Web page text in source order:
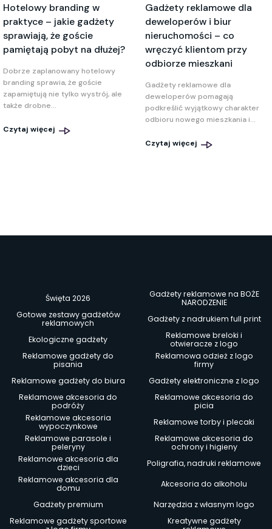
Hotelowy branding w
praktyce – jakie gadżety
sprawiają, że goście
pamiętają pobyt na dłużej?
Dobrze zaplanowany hotelowy
branding sprawia, że goście
zapamiętują nie tylko wystrój, ale
także drobne...
Czytaj więcej
Gadżety reklamowe dla
deweloperów i biur
nieruchomości – co
wręczyć klientom przy
odbiorze mieszkani
Gadżety reklamowe dla
deweloperów pomagają
podkreślić wyjątkowy charakter
odbioru nowego mieszkania i...
Czytaj więcej
Święta 2026
Gadżety reklamowe na BOŻE
NARODZENIE
Gotowe zestawy gadżetów
reklamowych
Gadżety z nadrukiem full print
Ekologiczne gadżety
Reklamowe breloki i
otwieracze z logo
Reklamowe gadżety do
pisania
Reklamowa odzież z logo
firmy
Reklamowe gadżety do biura
Gadżety elektroniczne z logo
Reklamowe akcesoria do
podróży
Reklamowe akcesoria do
picia
Reklamowe akcesoria
wypoczynkowe
Reklamowe torby i plecaki
Reklamowe parasole i
peleryny
Reklamowe akcesoria do
ochrony i higieny
Reklamowe akcesoria dla
dzieci
Poligrafia, nadruki reklamowe
Reklamowe akcesoria dla
domu
Akcesoria do alkoholu
Gadżety premium
Narzędzia z własnym logo
Reklamowe gadżety sportowe
Kreatywne gadżety